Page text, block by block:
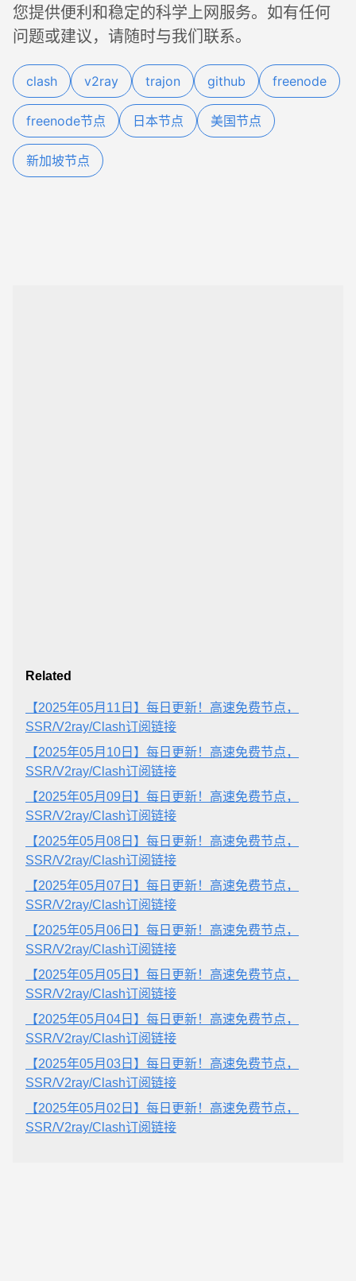
您提供便利和稳定的科学上网服务。如有任何
问题或建议，请随时与我们联系。
clash v2ray trajon github freenode
freenode节点 日本节点 美国节点
新加坡节点
Related
【2025年05月11日】每日更新！高速免费节点，
SSR/V2ray/Clash订阅链接
【2025年05月10日】每日更新！高速免费节点，
SSR/V2ray/Clash订阅链接
【2025年05月09日】每日更新！高速免费节点，
SSR/V2ray/Clash订阅链接
【2025年05月08日】每日更新！高速免费节点，
SSR/V2ray/Clash订阅链接
【2025年05月07日】每日更新！高速免费节点，
SSR/V2ray/Clash订阅链接
【2025年05月06日】每日更新！高速免费节点，
SSR/V2ray/Clash订阅链接
【2025年05月05日】每日更新！高速免费节点，
SSR/V2ray/Clash订阅链接
【2025年05月04日】每日更新！高速免费节点，
SSR/V2ray/Clash订阅链接
【2025年05月03日】每日更新！高速免费节点，
SSR/V2ray/Clash订阅链接
【2025年05月02日】每日更新！高速免费节点，
SSR/V2ray/Clash订阅链接